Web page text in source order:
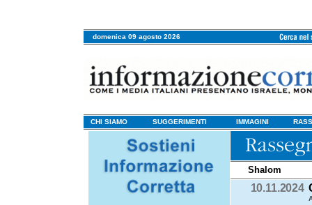
domenica 09 agosto 2026
CHI SIAMO SUGGERIMENTI IMMAGINI
Shalom
10.11.2024